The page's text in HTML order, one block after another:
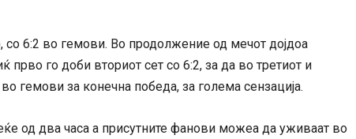
со 6:2 во гемови. Во продолжение од мечот дојдоа
го доби вториот сет со 6:2, за да во третиот и
гемови за конечна победа, за голема сензација.
од два часа а присутните фанови можеа да уживаат во